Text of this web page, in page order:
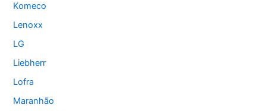
Komeco
Lenoxx
LG
Liebherr
Lofra
Maranhão